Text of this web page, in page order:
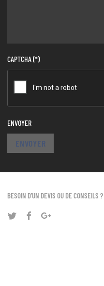
CAPTCHA(*)
ENVOYER
ENVOYER
BESOIN D'UN DEVIS OU DE CONSEILS ?